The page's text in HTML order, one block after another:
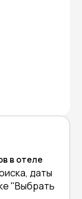
в отеле
даты
"Выбрать